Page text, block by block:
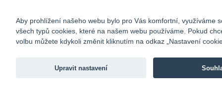
Fio banka
Fio banka
Aby prohlížení našeho webu bylo pro Vás komfortní, využíváme
všech typů cookies, které na našem webu používáme. Pokud
volbu můžete kdykoli změnit kliknutím na odkaz „Nastavení
Upravit nastavení